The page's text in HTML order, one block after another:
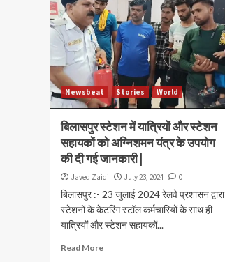
Newsbeat Stories World
बिलासपुर स्टेशन में यात्रियों और स्टेशन
सहायकों को अग्निशमन यंत्र के उपयोग
की दी गई जानकारी |
Javed Zaidi July 23, 2024 0
बिलासपुर :- 23 जुलाई 2024 रेलवे प्रशासन द्वारा
स्टेशनों के केटरिंग स्टॉल कर्मचारियों के साथ ही
यात्रियों और स्टेशन सहायकों...
Read More